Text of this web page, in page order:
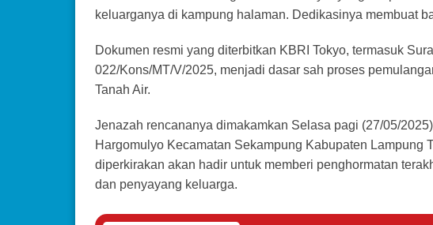
keluarganya di kampung halaman. Dedikasinya membuat
Dokumen resmi yang diterbitkan KBRI Tokyo, termasuk
022/Kons/MT/V/2025, menjadi dasar sah proses
Tanah Air.
Jenazah rencananya dimakamkan Selasa pagi (27/05/
Hargomulyo Kecamatan Sekampung Kabupaten Lampung
diperkirakan akan hadir untuk memberi penghormatan
dan penyayang keluarga.